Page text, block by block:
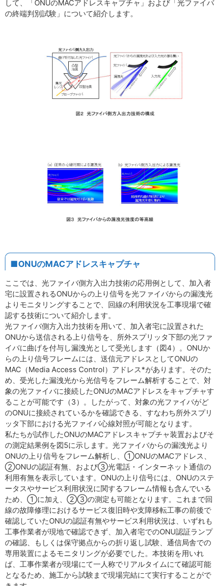
して、「ONUのMACアドレスキャプチャ」および「光ファイバ
の終端判別試験」について紹介します。
■ONUのMACアドレスキャプチャ
ここでは、光ファイバ側方入出力技術の応用例として、加入者
宅に設置されるONUからの上り信号を光ファイバからの漏洩光
よりモニタリングすることで、回線の利用状況を工事現場で確
認する技術について紹介します。
光ファイバ側方入出力技術を用いて、加入者宅に設置された
ONUから送信される上り信号を、所外スプリッタ下部の光ファ
イバに曲げを付与し漏洩光として受光します（図4）。ONUか
らの上り信号フレームには、送信元アドレスとしてONUの
MAC（Media Access Control）アドレス*があります。そのた
め、受光した漏洩光から光信号をフレーム解析することで、対
象の光ファイバに接続したONUのMACアドレスをキャプチャす
ることが可能です（3）。したがって、対象の光ファイバがど
のONUに接続されているかを確認できる、すなわち所外スプリ
ッタ下部における光ファイバ心線対照が可能となります。
私たちが試作したONUのMACアドレスキャプチャ装置およびそ
の測定結果例を図5に示します。光ファイバからの漏洩光より
ONUの上り信号をフレーム解析し、①ONUのMACアドレス、
②ONUの認証有無、および③光電話・インターネット通信の
利用有無を表示しています。ONUの上り信号には、ONUのステ
ータスやサービス利用状況に関するフレーム情報も含んでいる
ため、①に加え、②③の測定も可能となります。これまで回
線の故障修理におけるサービス復旧時や支障移転工事の前後で
確認していたONUの認証有無やサービス利用状況は、いずれも
工事作業者が現地で確認できず、加入者宅でのONU認証ランプ
の確認、もしくは保守拠点からの折り返し試験、通信局舎での
専用装置によるモニタリングが必要でした。本技術を用いれ
ば、工事作業者が現場にて一人称でリアルタイムにて確認可能
となるため、施工から試験まで現場完結にて実行することがで